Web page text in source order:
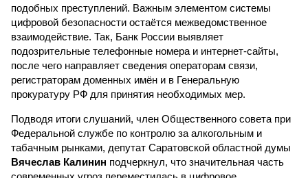
подобных преступлений. Важным элементом системы
цифровой безопасности остаётся межведомственное
взаимодействие. Так, Банк России выявляет
подозрительные телефонные номера и интернет-сайты,
после чего направляет сведения операторам связи,
регистраторам доменных имён и в Генеральную
прокуратуру РФ для принятия необходимых мер.
Подводя итоги слушаний, член Общественного совета при
Федеральной службе по контролю за алкогольным и
табачным рынками, депутат Саратовской областной думы
Вячеслав Калинин подчеркнул, что значительная часть